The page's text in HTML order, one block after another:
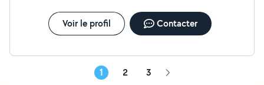
Voir le profil Contacter
1 2 3 Page